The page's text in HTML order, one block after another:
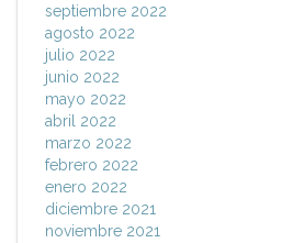
septiembre 2022
agosto 2022
julio 2022
junio 2022
mayo 2022
abril 2022
marzo 2022
febrero 2022
enero 2022
diciembre 2021
noviembre 2021